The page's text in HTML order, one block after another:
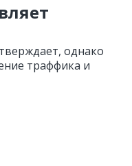
однако
траффика и